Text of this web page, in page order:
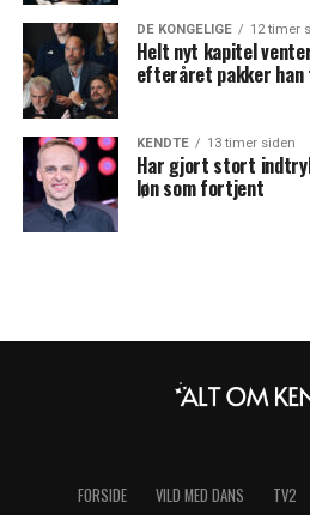
DE KONGELIGE 12 timer
Helt nyt kapitel
efteråret pakker han
KENDTE 13 timer siden
Har gjort stort
løn som fortjent
FORSIDE VILD MED DANS TV2